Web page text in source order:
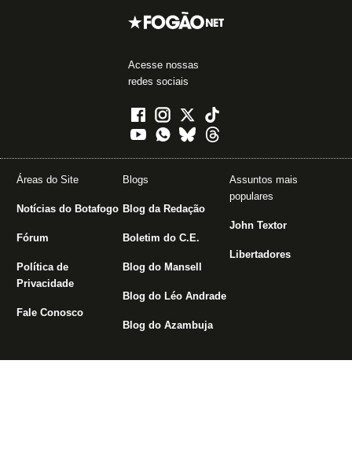
Acesse nossas
redes sociais
Áreas do Site
Notícias do Botafogo
Fórum
Política de
Privacidade
Fale Conosco
Blogs
Blog da Redação
Boletim do C.E.
Blog do Mansell
Blog do Léo Andrade
Blog do Azambuja
Assuntos mais
populares
John Textor
Libertadores